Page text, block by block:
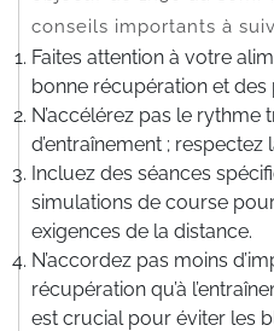
conseils importants à
Faites attention à votre
bonne récupération et
N’accélérez pas le
d’entraînement ;
Incluez des séances
simulations de course
exigences de la distance.
N’accordez pas moins
récupération qu’à
est crucial pour éviter les